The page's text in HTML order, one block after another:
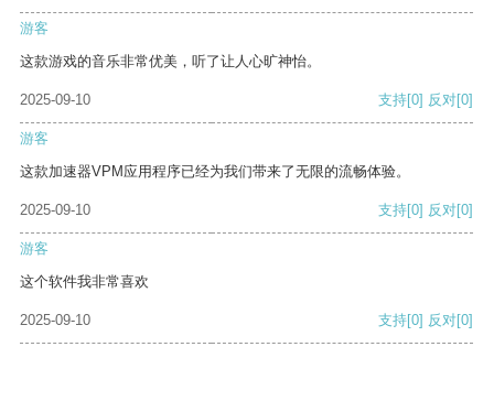
游客
这款游戏的音乐非常优美，听了让人心旷神怡。
2025-09-10 支持[0] 反对[0]
游客
这款加速器VPM应用程序已经为我们带来了无限的流畅体验。
2025-09-10 支持[0] 反对[0]
游客
这个软件我非常喜欢
2025-09-10 支持[0] 反对[0]